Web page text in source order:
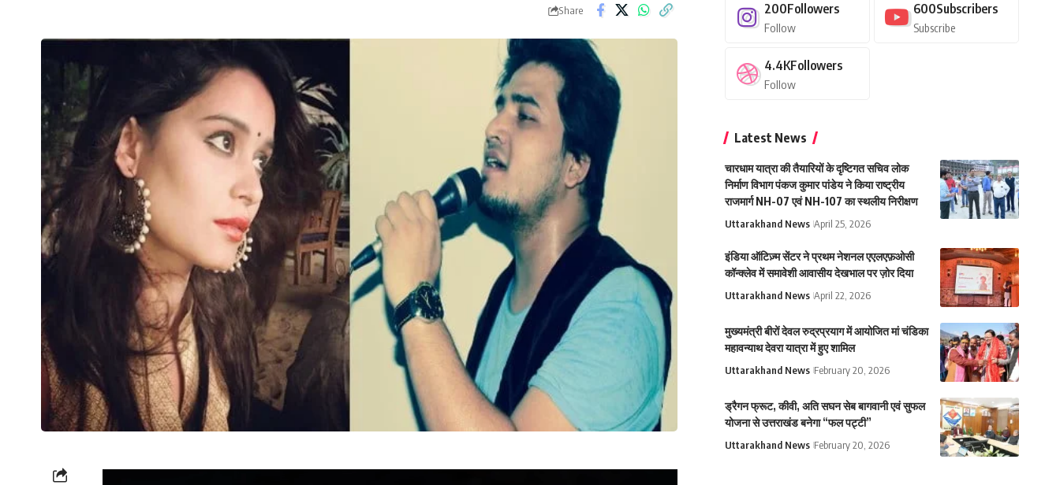
Share 200Followers
Follow
600Subscribers
Subscribe
4.4KFollowers
Follow
Latest News
चारधाम यात्रा की तैयारियों के दृष्टिगत सचिव लोक
निर्माण विभाग पंकज कुमार पांडेय ने किया राष्ट्रीय
राजमार्ग NH-07 एवं NH-107 का स्थलीय निरीक्षण
Uttarakhand News April 25, 2026
इंडिया ऑटिज़्म सेंटर ने प्रथम नेशनल एएलएफ़ओसी
कॉन्क्लेव में समावेशी आवासीय देखभाल पर ज़ोर दिया
Uttarakhand News April 22, 2026
मुख्यमंत्री बीरों देवल रुद्रप्रयाग में आयोजित मां चंडिका
महावन्याथ देवरा यात्रा में हुए शामिल
Uttarakhand News February 20, 2026
ड्रैगन फ्रूट, कीवी, अति सघन सेब बागवानी एवं सुफल
योजना से उत्तराखंड बनेगा “फल पट्टी”
Uttarakhand News February 20, 2026